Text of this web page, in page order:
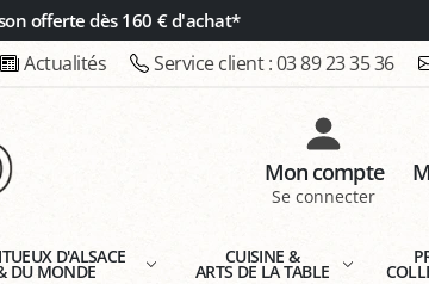
offerte dès 160 € d'achat*
Actualités Service client :03 89 23 35 36
Mon compte
Se connecter
D'ALSACE
DU MONDE
CUISINE &
ARTS DE LA TABLE